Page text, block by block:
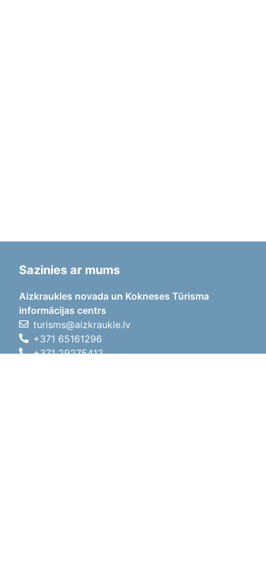
Sazinies ar mums
Aizkraukles novada un Kokneses Tūrisma
informācijas centrs
turisms@aizkraukle.lv
+371 65161296
+371 29275412